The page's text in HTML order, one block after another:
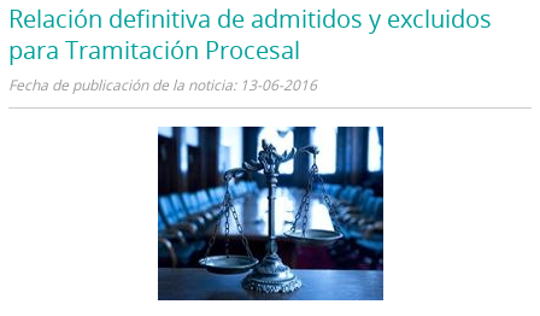
Relación definitiva de admitidos y excluidos
para Tramitación Procesal
Fecha de publicación de la noticia: 13-06-2016